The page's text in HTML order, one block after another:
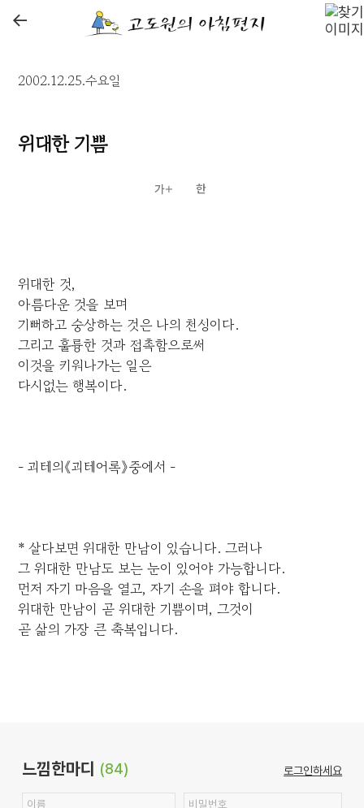
←
2002.12.25.수요일
위대한 기쁨
위대한 것,
아름다운 것을 보며
기뻐하고 숭상하는 것은 나의 천성이다.
그리고 훌륭한 것과 접촉함으로써
이것을 키워나가는 일은
다시없는 행복이다.
- 괴테의《괴테어록》중에서 -
* 살다보면 위대한 만남이 있습니다. 그러나
그 위대한 만남도 보는 눈이 있어야 가능합니다.
먼저 자기 마음을 열고, 자기 손을 펴야 합니다.
위대한 만남이 곧 위대한 기쁨이며, 그것이
곧 삶의 가장 큰 축복입니다.
느낌한마디 (84) 로그인하세요